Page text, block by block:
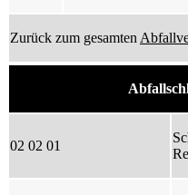
Zurück zum gesamten
02 02 01